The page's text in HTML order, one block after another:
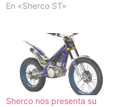
En «Sherco ST»
Sherco nos presenta su